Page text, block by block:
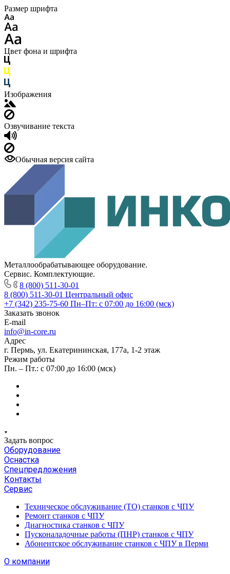
Размер шрифта
Цвет фона и шрифта
Изображения
Озвучивание текста
Обычная версия сайта
Металлообрабатывающее оборудование.
Сервис. Комплектующие.
8 (800) 511-30-01
8 (800) 511-30-01 Центральный офис
+7 (342) 235-75-60 Пн–Пт: с 07:00 до 16:00 (мск)
Заказать звонок
E-mail
info@in-core.ru
Адрес
г. Пермь, ул. ​Екатерининская, 177а, ​1-2 этаж
Режим работы
Пн. – Пт.: с 07:00 до 16:00 (мск)
Задать вопрос
Оборудование
Оснастка
Спецпредложения
Контакты
Сервис
Техническое обслуживание (ТО) станков с ЧПУ
Ремонт станков с ЧПУ
Диагностика станков с ЧПУ
Пусконаладочные работы (ПНР) станков с ЧПУ
Абонентское обслуживание станков с ЧПУ в Перми
О компании